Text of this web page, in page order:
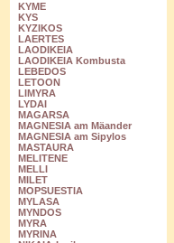
KYME
KYS
KYZIKOS
LAERTES
LAODIKEIA
LAODIKEIA Kombusta
LEBEDOS
LETOON
LIMYRA
LYDAI
MAGARSA
MAGNESIA am Mäander
MAGNESIA am Sipylos
MASTAURA
MELITENE
MELLI
MILET
MOPSUESTIA
MYLASA
MYNDOS
MYRA
MYRINA